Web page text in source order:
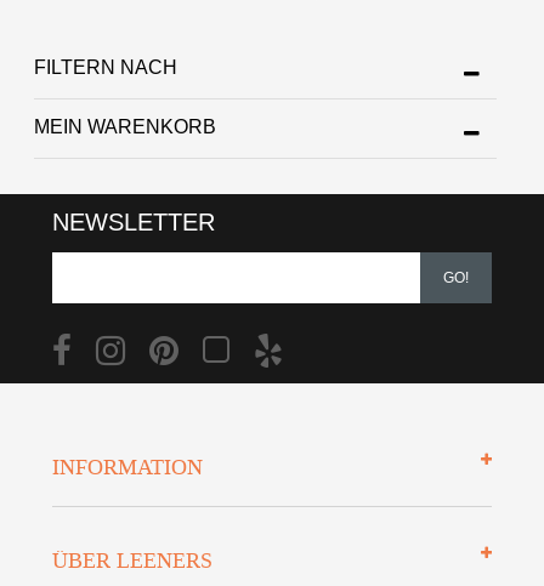
FILTERN NACH
MEIN WARENKORB
NEWSLETTER
GO!
INFORMATION
ÜBER LEENERS